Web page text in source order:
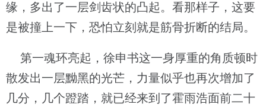
缘，多出了一层剑齿状的凸起。看那样子，这要
是被撞上一下，恐怕立刻就是筋骨折断的结局。
第一魂环亮起，徐申书这一身厚重的角质顿时
散发出一层黝黑的光芒，力量似乎也再次增加了
几分，几个蹬踏，就已经来到了霍雨浩面前二十